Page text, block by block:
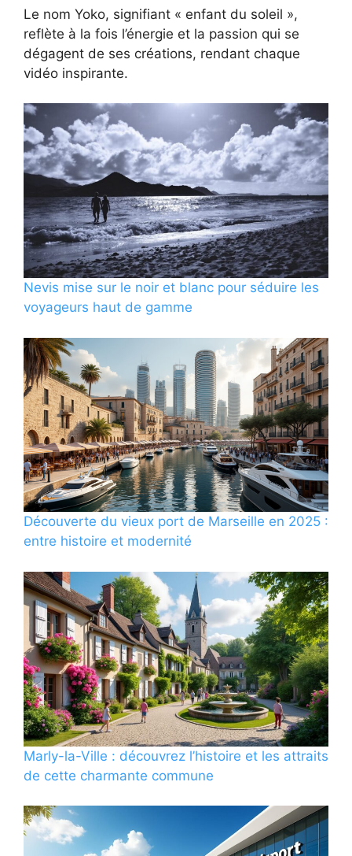
Le nom Yoko, signifiant « enfant du soleil »,
reflète à la fois l’énergie et la passion qui se
dégagent de ses créations, rendant chaque
vidéo inspirante.
Nevis mise sur le noir et blanc pour séduire les
voyageurs haut de gamme
Découverte du vieux port de Marseille en 2025 :
entre histoire et modernité
Marly-la-Ville : découvrez l’histoire et les attraits
de cette charmante commune